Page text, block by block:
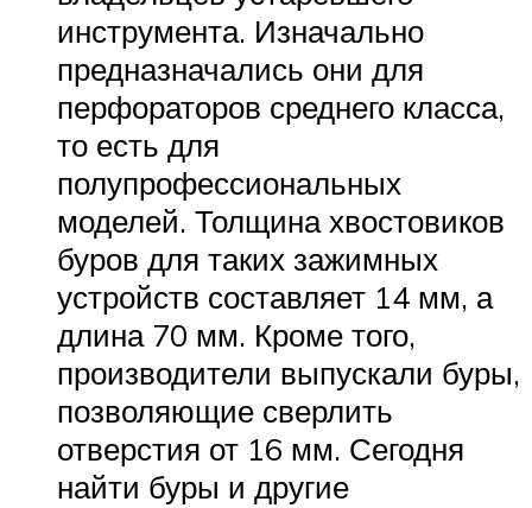
инструмента. Изначально
предназначались они для
перфораторов среднего класса,
то есть для
полупрофессиональных
моделей. Толщина хвостовиков
буров для таких зажимных
устройств составляет 14 мм, а
длина 70 мм. Кроме того,
производители выпускали буры,
позволяющие сверлить
отверстия от 16 мм. Сегодня
найти буры и другие